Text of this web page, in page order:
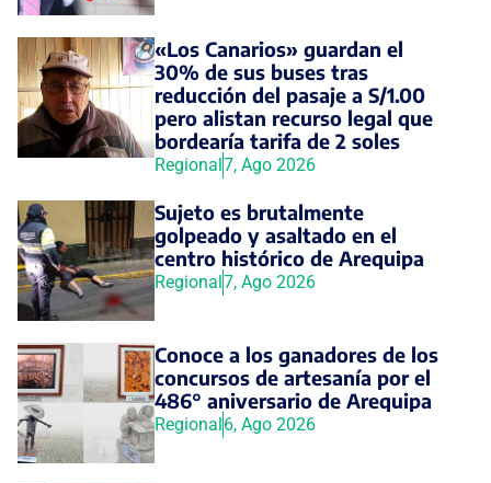
«Los Canarios» guardan el
30% de sus buses tras
reducción del pasaje a S/1.00
pero alistan recurso legal que
bordearía tarifa de 2 soles
Regional 7, Ago 2026
Sujeto es brutalmente
golpeado y asaltado en el
centro histórico de Arequipa
Regional 7, Ago 2026
Conoce a los ganadores de los
concursos de artesanía por el
486° aniversario de Arequipa
Regional 6, Ago 2026